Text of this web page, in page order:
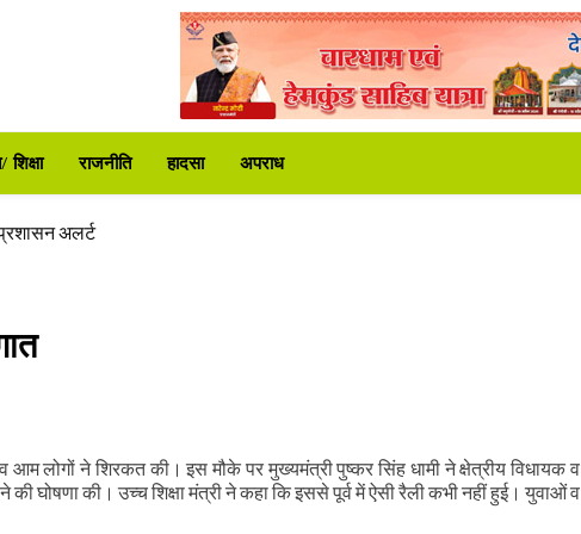
राजनीति हादसा अपराध
की वित्तीय स्वीकृति
ने लगाई फटकार
की
अलर्ट
उद्यान
की वित्तीय स्वीकृति
ने लगाई फटकार
की
आम लोगों ने शिरकत की। इस मौके पर मुख्यमंत्री पुष्कर सिंह धामी ने क्षेत्रीय विधायक व
घोषणा की। उच्च शिक्षा मंत्री ने कहा कि इससे पूर्व में ऐसी रैली कभी नहीं हुई। युवाओं व